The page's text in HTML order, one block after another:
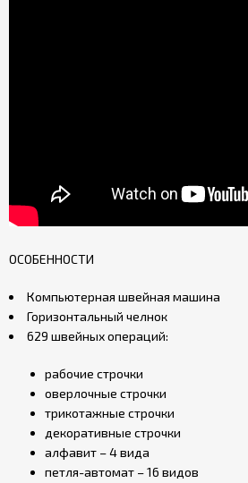
ОСОБЕННОСТИ
Компьютерная швейная машина
Горизонтальный челнок
629 швейных операций:
рабочие строчки
оверлочные строчки
трикотажные строчки
декоративные строчки
алфавит – 4 вида
петля-автомат – 16 видов